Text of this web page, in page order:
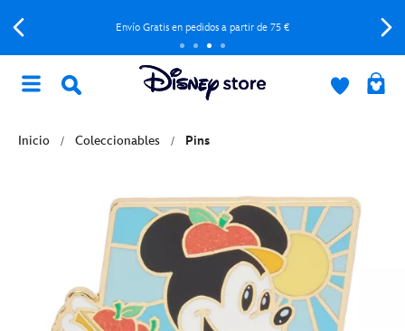
Envío Gratis en pedidos a partir de 75 €
Inicio Coleccionables Pins